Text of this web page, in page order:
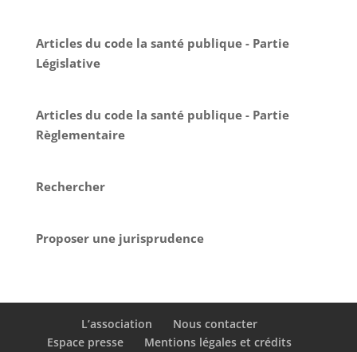
Articles du code la santé publique - Partie
Législative
Articles du code la santé publique - Partie
Règlementaire
Rechercher
Proposer une jurisprudence
L’association
Nous contacter
Espace presse
Mentions légales et crédits